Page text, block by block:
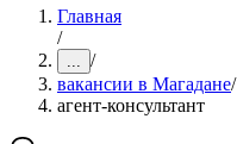
Главная
/
... /
вакансии в Магадане/
агент-консультант